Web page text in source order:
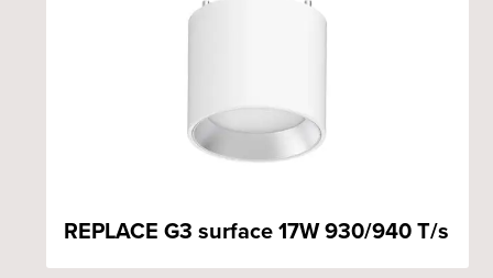
REPLACE G3 surface 17W 930/940 T/s